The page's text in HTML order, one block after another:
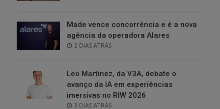
Made vence concorrência e é a nova
agência da operadora Alares
POSTED
2 DIAS ATRÁS
Leo Martinez, da V3A, debate o
avanço da IA em experiências
imersivas no RIW 2026
POSTED
3 DIAS ATRÁS